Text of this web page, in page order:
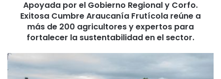
b
Apoyada por el Gobierno Regional y Corfo.
Exitosa Cumbre Araucanía Frutícola reúne a
más de 200 agricultores y expertos para
fortalecer la sustentabilidad en el sector.
P
o